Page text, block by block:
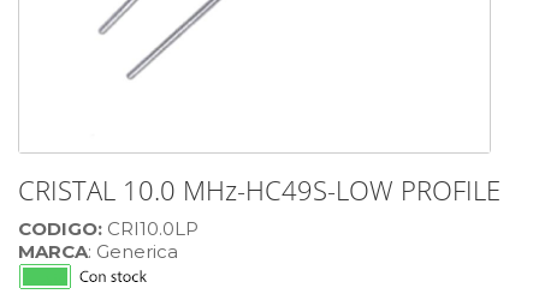
CRISTAL 10.0 MHz-HC49S-LOW PROFILE
CODIGO: CRI10.0LP
MARCA: Generica